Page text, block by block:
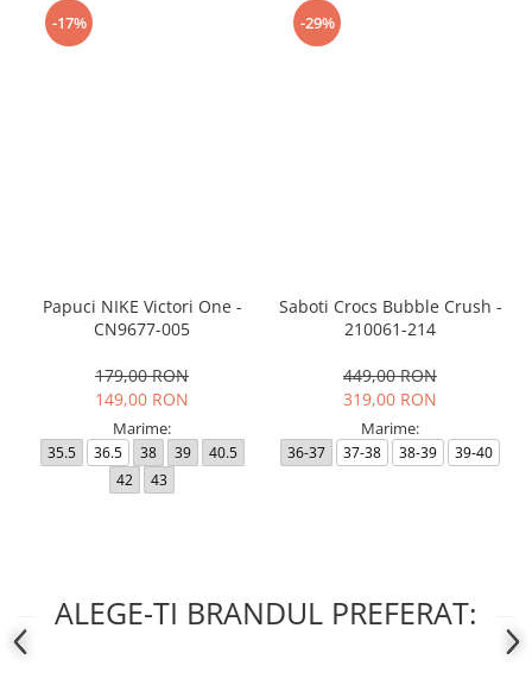
-17%
Papuci NIKE Victori One -
CN9677-005
179,00 RON
149,00 RON
Marime:
35.5 36.5 38 39
40.5
42
43
-29%
Saboti Crocs Bubble Crush -
210061-214
449,00 RON
319,00 RON
Marime:
36-37 37-38 38-39 39-40
ALEGE-TI BRANDUL PREFERAT: